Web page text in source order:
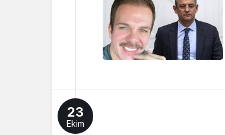
23
Ekim